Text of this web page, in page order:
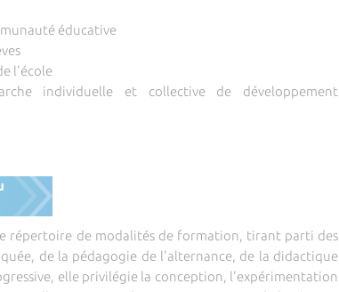
éducative
l'école
individuelle et collective de développement
répertoire de modalités de formation, tirant parti des
de la pédagogie de l'alternance, de la didactique
elle privilégie la conception, l'expérimentation